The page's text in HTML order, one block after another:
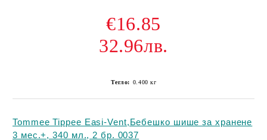
€16.85
32.96лв.
Тегло: 0.400 кг
Tommee Tippee Easi-Vent,Бебешко шише за хранене
3 мес.+, 340 мл., 2 бр. 0037